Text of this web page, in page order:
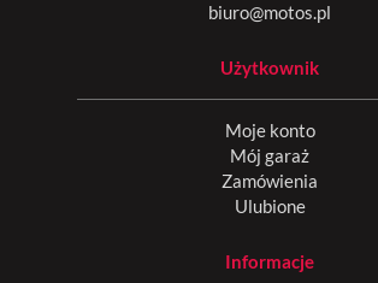
biuro@motos.pl
Użytkownik
Moje konto
Mój garaż
Zamówienia
Ulubione
Informacje